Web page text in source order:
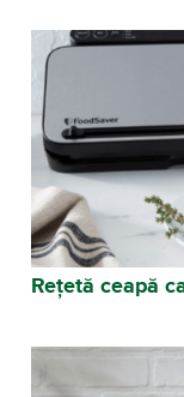
Rețetă ceapă